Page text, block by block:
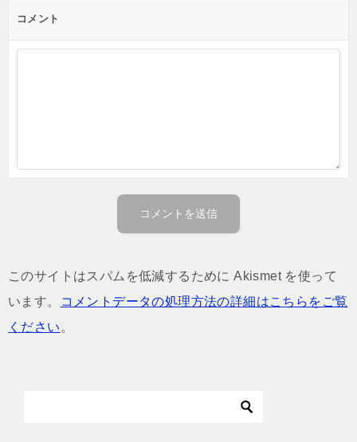
コメント
このサイトはスパムを低減するために Akismet を使って
います。
コメントデータの処理方法の詳細はこちらをご覧
ください 。